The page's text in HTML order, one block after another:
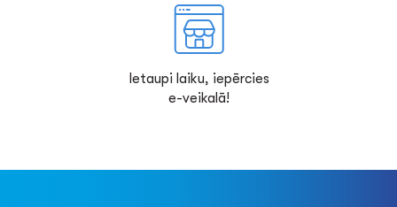
Ietaupi laiku, iepērcies
e-veikalā!